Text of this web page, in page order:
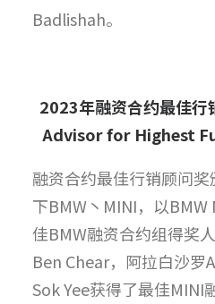
Badlishah。
2023年融资合约最佳行
Advisor for Highest
融资合约最佳行销顾问
下BMW丶MINI，以
佳BMW融资合约组得奖
Ben Chear，阿拉白沙
Sok Yee获得了最佳MINI